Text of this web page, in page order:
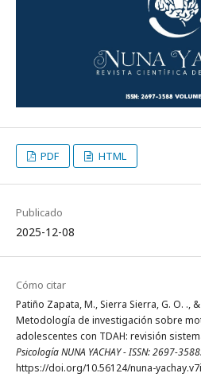
PDF HTML
Publicado
2025-12-08
Cómo citar
Patiño Zapata, M., Sierra Sierra, G. O. .,
Metodología de investigación sobre
adolescentes con TDAH: revisión
Psicología NUNA YACHAY - ISSN: 2697-3588.
https://doi.org/10.56124/nuna-